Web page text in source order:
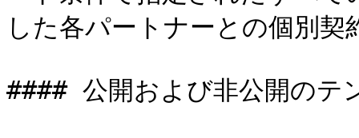
した各パートナーとの個別契
#### 公開および非公開のテ